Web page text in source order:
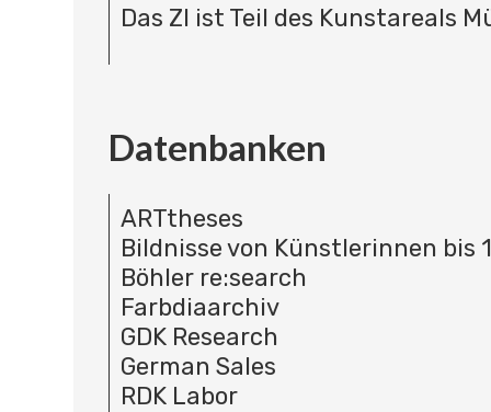
Das ZI ist Teil des Kunstareals
Datenbanken
ARTtheses
Bildnisse von Künstlerinnen bis
Böhler re:search
Farbdiaarchiv
GDK Research
German Sales
RDK Labor